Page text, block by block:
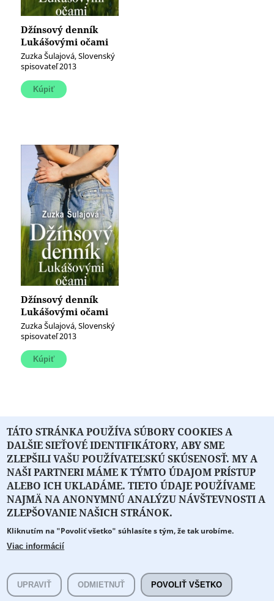
Džínsový denník
Lukášovými očami
Zuzka Šulajová, Slovenský
spisovateľ 2013
Džínsový denník
Lukášovými očami
(e-kniha)
Zuzka Šulajová, Slovenský
spisovateľ 2013
« prvá ‹ predchádzajúca 1 2 3
5
6 7 … nasledujúca › posledná »
Všetky práva vyhradené.
Created by
O PORTÁLI O DRUŽSTVE SPONZORI KONTAKT
Projekt z verejných fondov podporil
Cookie preferencie
literat@literat.sk
TÁTO STRÁNKA POUŽÍVA SÚBORY COOKIES A
DALŠIE SIEŤOVÉ IDENTIFIKÁTORY, ABY SME
ZLEPŠILI VAŠU POUŽÍVATEĽSKÚ SKÚSENOSŤ. MY A
NAŠI PARTNERI MÁME K TÝMTO ÚDAJOM PRÍSTUP
ALEBO ICH UKLADÁME. TIETO ÚDAJE POUŽÍVAME
NAJMÄ NA ANONYMNÚ ANALÝZU NÁVŠTEVNOSTI A
ZLEPŠOVANIE NAŠICH STRÁNOK.
Kliknutím na "Povoliť všetko" súhlasíte s tým, že tak urobíme.
Viac informácií
UPRAVIŤ ODMIETNUŤ POVOLIŤ VŠETKO